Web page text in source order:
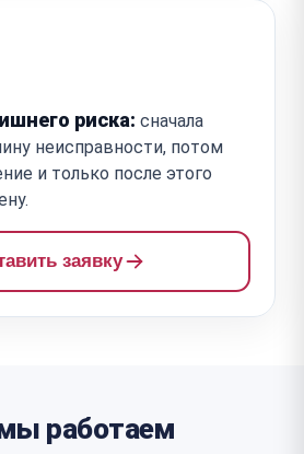
риска: сначала
неисправности, потом
и только после этого
заявку
работаем